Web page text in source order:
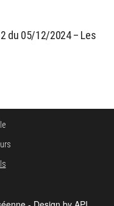
du 05/12/2024 – Les